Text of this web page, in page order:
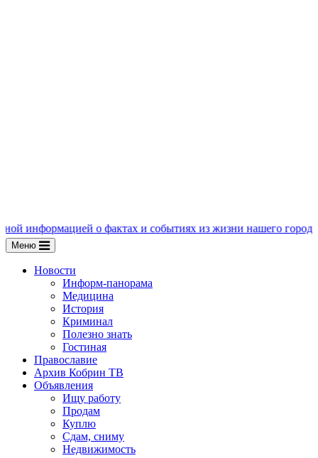
о фактах и событиях из жизни нашего города, пишите
Меню
Новости
Информ-панорама
Медицина
История
Криминал
Полезно знать
Гостиная
Православие
Архив Кобрин ТВ
Объявления
Ищу работу
Продам
Куплю
Сдам, сниму
Недвижимость